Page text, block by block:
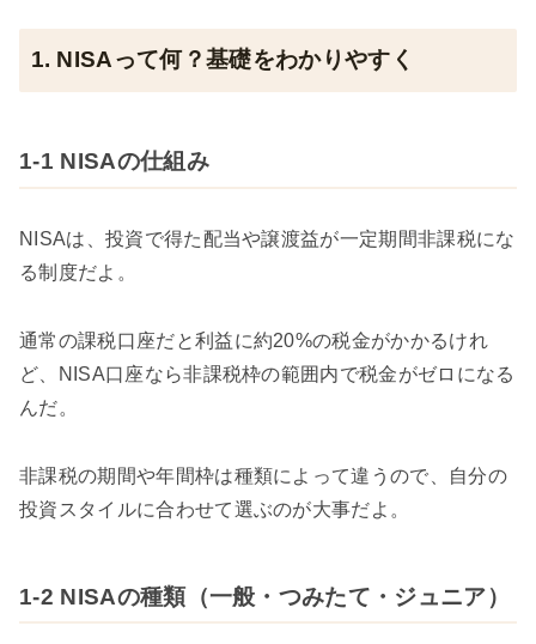
1. NISAって何？基礎をわかりやすく
1-1 NISAの仕組み
NISAは、投資で得た配当や譲渡益が一定期間非課税にな
る制度だよ。
通常の課税口座だと利益に約20%の税金がかかるけれ
ど、NISA口座なら非課税枠の範囲内で税金がゼロになる
んだ。
非課税の期間や年間枠は種類によって違うので、自分の
投資スタイルに合わせて選ぶのが大事だよ。
1-2 NISAの種類（一般・つみたて・ジュニア）